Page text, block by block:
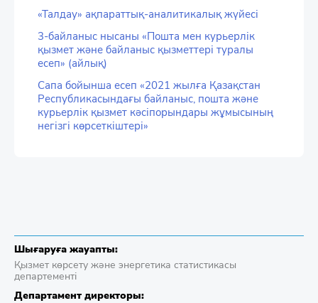
«Талдау» ақпараттық-аналитикалық жүйесі
3-байланыс нысаны «Пошта мен курьерлік
қызмет және байланыс қызметтері туралы
есеп» (айлық)
Сапа бойынша есеп «2021 жылға Қазақстан
Республикасындағы байланыс, пошта және
курьерлік қызмет кәсіпорындары жұмысының
негізгі көрсеткіштері»
Шығаруға жауапты:
Қызмет көрсету және энергетика статистикасы
департементі
Департамент директоры: